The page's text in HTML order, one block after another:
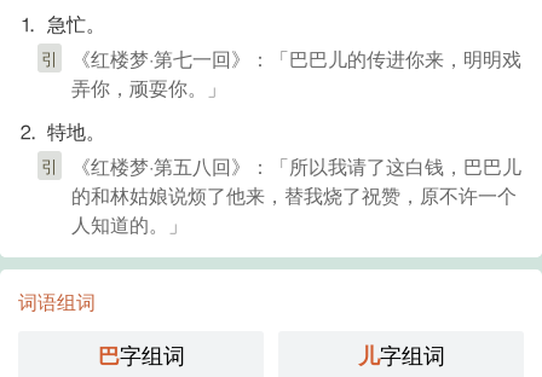
⒈ 急忙。
引
《红楼梦·第七一回》：「巴巴儿的传进你来，明明戏
弄你，顽耍你。」
⒉ 特地。
引
《红楼梦·第五八回》：「所以我请了这白钱，巴巴儿
的和林姑娘说烦了他来，替我烧了祝赞，原不许一个
人知道的。」
词语组词
巴字组词 儿字组词